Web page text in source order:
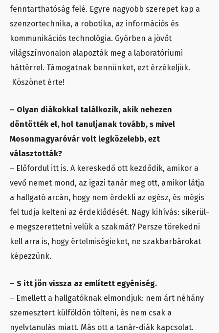
fenntarthatóság felé. Egyre nagyobb szerepet kap a
szenzortechnika, a robotika, az információs és
kommunikációs technológia. Győrben a jövőt
világszínvonalon alapozták meg a laboratóriumi
háttérrel. Támogatnak bennünket, ezt érzékeljük.
Köszönet érte!
– Olyan diákokkal találkozik, akik nehezen
döntötték el, hol tanuljanak tovább, s mivel
Mosonmagyaróvár volt legközelebb, ezt
választották?
– Előfordul itt is. A kereskedő ott kezdődik, amikor a
vevő nemet mond, az igazi tanár meg ott, amikor látja
a hallgató arcán, hogy nem érdekli az egész, és mégis
fel tudja kelteni az érdeklődését. Nagy kihívás: sikerül-
e megszerettetni velük a szakmát? Persze törekedni
kell arra is, hogy értelmiségieket, ne szakbarbárokat
képezzünk.
– S itt jön vissza az említett egyéniség.
– Emellett a hallgatóknak elmondjuk: nem árt néhány
szemesztert külföldön tölteni, és nem csak a
nyelvtanulás miatt. Más ott a tanár-diák kapcsolat.